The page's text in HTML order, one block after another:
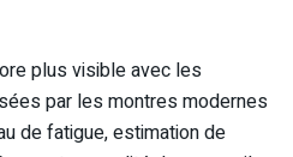
plus visible avec les
par les montres modernes
de fatigue, estimation de